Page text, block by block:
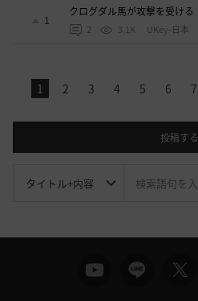
1
クログダル馬が攻撃を受ける
2 3.1K UKey-日本
1 2 3 4 5 6 7
投稿する